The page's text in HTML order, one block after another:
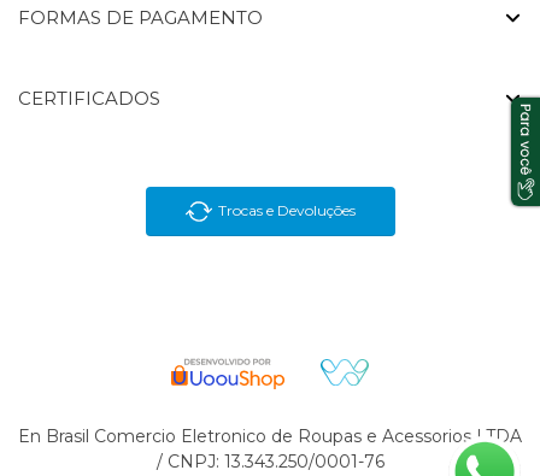
FORMAS DE PAGAMENTO
CERTIFICADOS
Trocas e Devoluções
En Brasil Comercio Eletronico de Roupas e Acessorios LTDA
/ CNPJ: 13.343.250/0001-76